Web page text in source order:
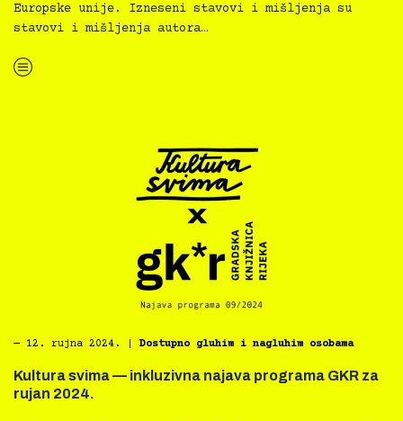
Europske unije. Izneseni stavovi i mišljenja su
stavovi i mišljenja autora…
“Kultura svima — inkluzivna najava programa GKL Rijeka za srpanj 2024.”
― 12. rujna 2024. Dostupno gluhim i nagluhim osobama
Kultura svima — inkluzivna najava programa GKR za
rujan 2024.